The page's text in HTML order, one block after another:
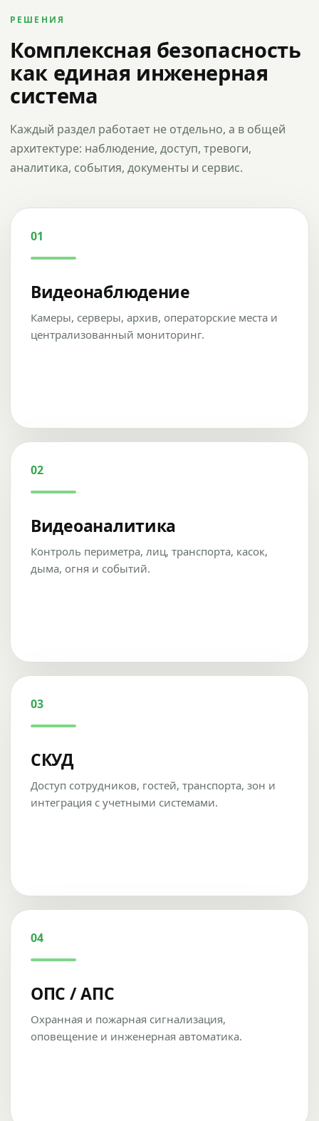
РЕШЕНИЯ
Комплексная безопасность
как единая инженерная
система
Каждый раздел работает не отдельно, а в общей
архитектуре: наблюдение, доступ, тревоги,
аналитика, события, документы и сервис.
01
Видеонаблюдение
Камеры, серверы, архив, операторские места и
централизованный мониторинг.
02
Видеоаналитика
Контроль периметра, лиц, транспорта, касок,
дыма, огня и событий.
03
СКУД
Доступ сотрудников, гостей, транспорта, зон и
интеграция с учетными системами.
04
ОПС / АПС
Охранная и пожарная сигнализация,
оповещение и инженерная автоматика.